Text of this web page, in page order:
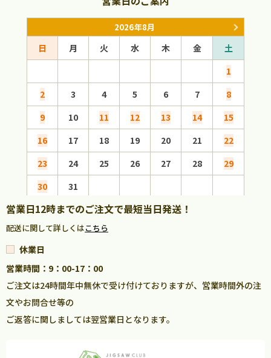
2026年8月
日 月 火 水 木 金
土
1
2
3 4 5 6 7
8
9
10 11 12 13 14
15
16
17 18 19 20 21
22
23
24 25 26 27 28
29
30
31
営業日12時までのご注文で最短当日発送！
配送に関して詳しくはこちら
休業日
営業時間：9：00-17：00
ご注文は24時間年中無休で受け付けておりますが、営業時間外の注
文やお問合せ等の
ご返答に関しましては翌営業日となります。